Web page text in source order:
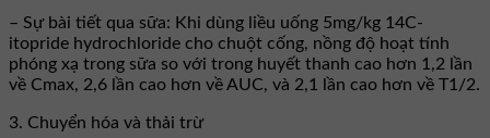
– Sự bài tiết qua sữa: Khi dùng liều uống 5mg/kg 14C-
itopride hydrochloride cho chuột cống, nồng độ hoạt tính
phóng xạ trong sữa so với trong huyết thanh cao hơn 1,2 lần
về Cmax, 2,6 lần cao hơn về AUC, và 2,1 lần cao hơn về T1/2.
3. Chuyển hóa và thải trừ